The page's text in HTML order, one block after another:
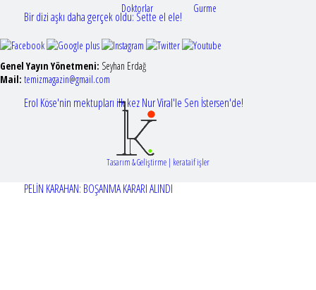
Bir dizi aşkı daha gerçek oldu: Sette el ele!
Erol Köse'nin mektupları ilk kez Nur Viral'le Sen İstersen'de!
PELİN KARAHAN: BOŞANMA KARARI ALINDI
Doktorlar Gurme
Genel Yayın Yönetmeni: Seyhan Erdağ
Mail: temizmagazin@gmail.com
Tasarım & Geliştirme | kerataif işler